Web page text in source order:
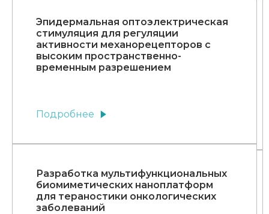
Эпидермальная оптоэлектрическая
стимуляция для регуляции
активности механорецепторов с
высоким пространственно-
временным разрешением
Подробнее
Разработка мультифункциональных
биомиметических наноплатформ
для тераностики онкологических
заболеваний